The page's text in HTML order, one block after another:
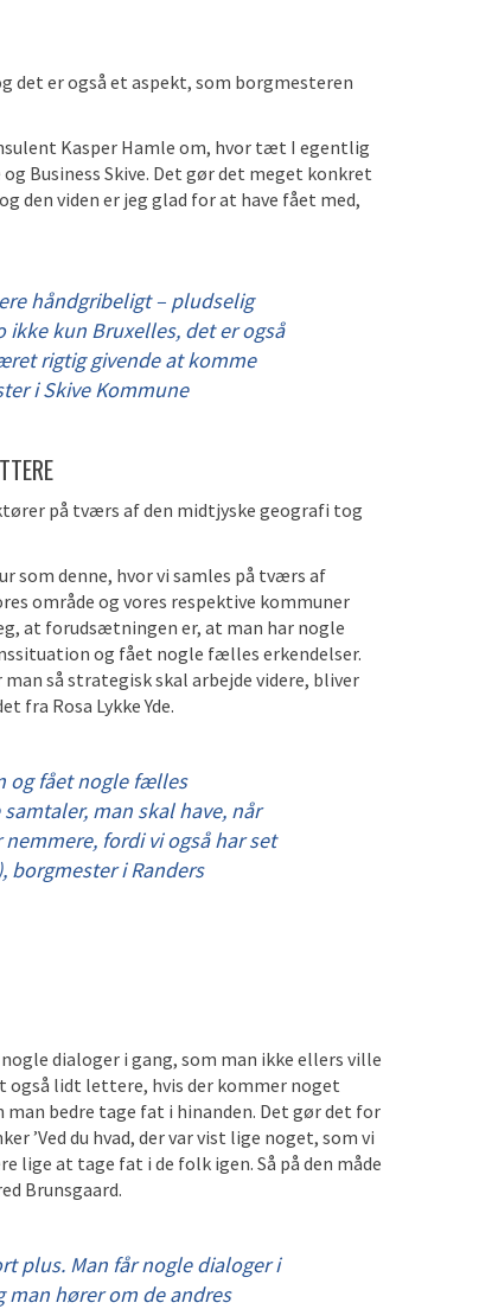
det er også et aspekt, som borgmesteren
Kasper Hamle om, hvor tæt I egentlig
Business Skive. Det gør det meget konkret
den viden er jeg glad for at have fået med,
håndgribeligt – pludselig
ikke kun Bruxelles, det er også
rigtig givende at komme
i Skive Kommune
på tværs af den midtjyske geografi tog
som denne, hvor vi samles på tværs af
område og vores respektive kommuner
at forudsætningen er, at man har nogle
og fået nogle fælles erkendelser.
så strategisk skal arbejde videre, bliver
fra Rosa Lykke Yde.
og fået nogle fælles
man skal have, når
fordi vi også har set
borgmester i Randers
dialoger i gang, som man ikke ellers ville
også lidt lettere, hvis der kommer noget
bedre tage fat i hinanden. Det gør det for
’Ved du hvad, der var vist lige noget, som vi
lige at tage fat i de folk igen. Så på den måde
Brunsgaard.
plus. Man får nogle dialoger i
man hører om de andres